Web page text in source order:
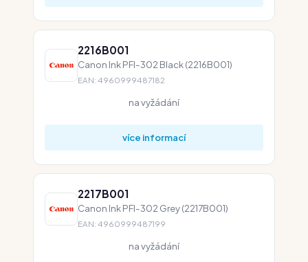
2216B001
Canon Ink PFI-302 Black (2216B001)
EAN: 4960999487182
na vyžádání
více informací
2217B001
Canon Ink PFI-302 Grey (2217B001)
EAN: 4960999487199
na vyžádání